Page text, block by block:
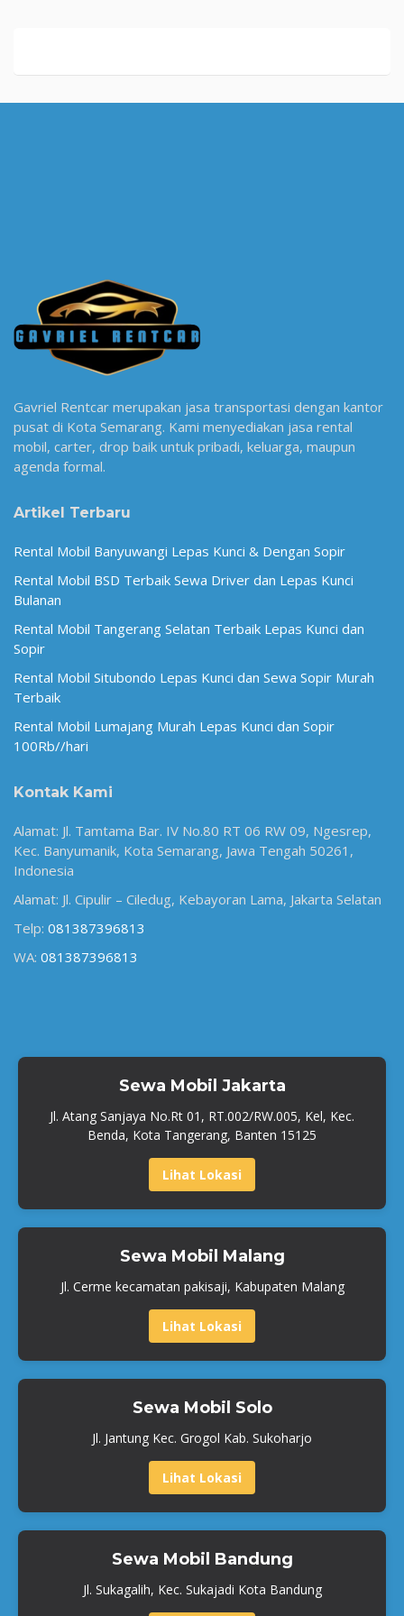
Gavriel Rentcar merupakan jasa transportasi dengan kantor
pusat di Kota Semarang. Kami menyediakan jasa rental
mobil, carter, drop baik untuk pribadi, keluarga, maupun
agenda formal.
Artikel Terbaru
Rental Mobil Banyuwangi Lepas Kunci & Dengan Sopir
Rental Mobil BSD Terbaik Sewa Driver dan Lepas Kunci
Bulanan
Rental Mobil Tangerang Selatan Terbaik Lepas Kunci dan
Sopir
Rental Mobil Situbondo Lepas Kunci dan Sewa Sopir Murah
Terbaik
Rental Mobil Lumajang Murah Lepas Kunci dan Sopir
100Rb//hari
Kontak Kami
Alamat: Jl. Tamtama Bar. IV No.80 RT 06 RW 09, Ngesrep,
Kec. Banyumanik, Kota Semarang, Jawa Tengah 50261,
Indonesia
Alamat: Jl. Cipulir – Ciledug, Kebayoran Lama, Jakarta Selatan
Telp: 081387396813
WA: 081387396813
Sewa Mobil Jakarta
Jl. Atang Sanjaya No.Rt 01, RT.002/RW.005, Kel, Kec.
Benda, Kota Tangerang, Banten 15125
Lihat Lokasi
Sewa Mobil Malang
Jl. Cerme kecamatan pakisaji, Kabupaten Malang
Lihat Lokasi
Sewa Mobil Solo
Jl. Jantung Kec. Grogol Kab. Sukoharjo
Lihat Lokasi
Sewa Mobil Bandung
Jl. Sukagalih, Kec. Sukajadi Kota Bandung